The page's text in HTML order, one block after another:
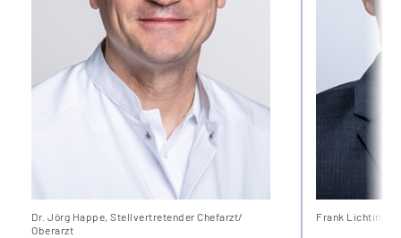
Dr. Jörg Happe, Stellvertretender Chefarzt/
Oberarzt
Frank Lichtinger